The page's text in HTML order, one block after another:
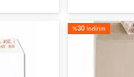
%30 İndirim